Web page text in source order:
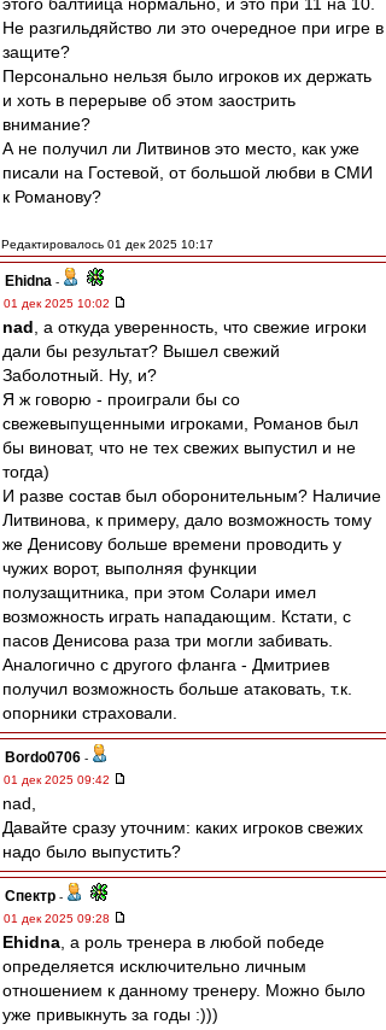
Не разгильдяйство ли это очередное при игре в
защите?
Персонально нельзя было игроков их держать
и хоть в перерыве об этом заострить
внимание?
А не получил ли Литвинов это место, как уже
писали на Гостевой, от большой любви в СМИ
к Романову?
Редактировалось 01 дек 2025 10:17
Ehidna -
01 дек 2025 10:02
nad , а откуда уверенность, что свежие игроки
дали бы результат? Вышел свежий
Заболотный. Ну, и?
Я ж говорю - проиграли бы со
свежевыпущенными игроками, Романов был
бы виноват, что не тех свежих выпустил и не
тогда)
И разве состав был оборонительным? Наличие
Литвинова, к примеру, дало возможность тому
же Денисову больше времени проводить у
чужих ворот, выполняя функции
полузащитника, при этом Солари имел
возможность играть нападающим. Кстати, с
пасов Денисова раза три могли забивать.
Аналогично с другого фланга - Дмитриев
получил возможность больше атаковать, т.к.
опорники страховали.
Bordo0706 -
01 дек 2025 09:42
nad,
Давайте сразу уточним: каких игроков свежих
надо было выпустить?
Спектр -
01 дек 2025 09:28
Ehidna , а роль тренера в любой победе
определяется исключительно личным
отношением к данному тренеру. Можно было
уже привыкнуть за годы :)))